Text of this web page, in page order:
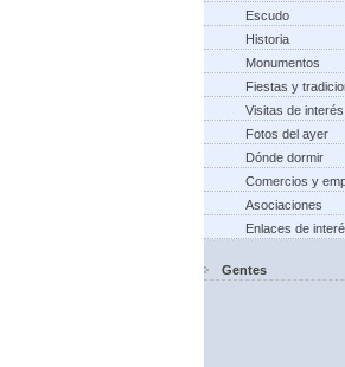
Escudo
Historia
Monumentos
Fiestas y
Visitas de interés
Fotos del ayer
Dónde dormir
Comercios y
Asociaciones
Enlaces de
Gentes